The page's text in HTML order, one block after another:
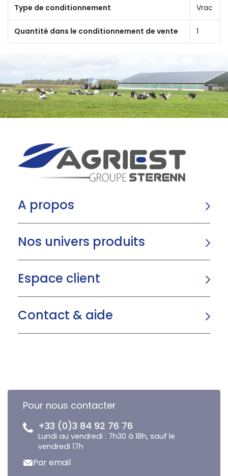
Type de conditionnement Vrac
Quantité dans le conditionnement de vente 1
A propos
Nos univers produits
Espace client
Contact & aide
Pour nous contacter
+33 (0)3 84 92 76 76
Lundi au vendredi : 7h30 à 18h, sauf le
vendredi 17h
Par email